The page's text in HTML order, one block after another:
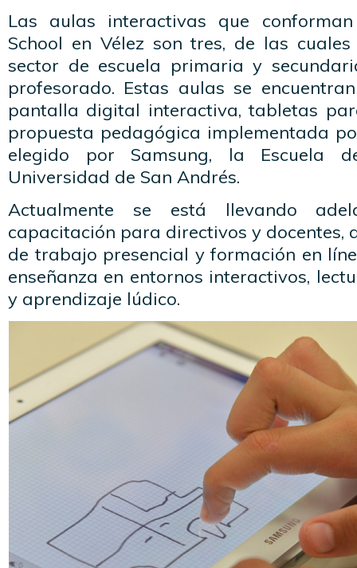
Las aulas interactivas que
School en Vélez son tres, de las
sector de escuela primaria y
profesorado. Estas aulas se
pantalla digital interactiva, tabletas
propuesta pedagógica implementada
elegido por Samsung, la Escuela
Universidad de San Andrés.
Actualmente se está llevando
capacitación para directivos y docentes,
de trabajo presencial y formación en
enseñanza en entornos interactivos,
y aprendizaje lúdico.